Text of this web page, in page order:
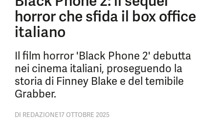
horror che sfida il box office
italiano
Il film horror 'Black Phone 2' debutta
nei cinema italiani, proseguendo la
storia di Finney Blake e del temibile
Grabber.
DI REDAZIONE17 OTTOBRE 2025